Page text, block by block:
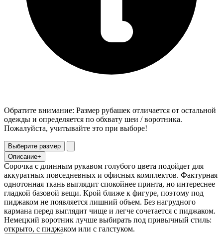
Обратите внимание: Размер рубашек отличается от остальной
одежды и определяется по обхвату шеи / воротника.
Пожалуйста, учитывайте это при выборе!
Выберите размер
Описание+
Сорочка с длинным рукавом голубого цвета подойдет для
аккуратных повседневных и офисных комплектов. Фактурная
однотонная ткань выглядит спокойнее принта, но интереснее
гладкой базовой вещи. Крой ближе к фигуре, поэтому под
пиджаком не появляется лишний объем. Без нагрудного
кармана перед выглядит чище и легче сочетается с пиджаком.
Немецкий воротник лучше выбирать под привычный стиль:
открыто, с пиджаком или с галстуком.